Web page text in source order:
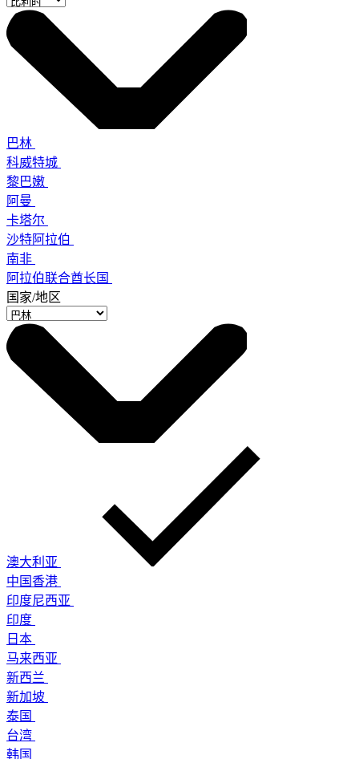
巴林
科威特城
黎巴嫩
阿曼
卡塔尔
沙特阿拉伯
南非
阿拉伯联合酋长国
国家/地区
澳大利亚
中国香港
印度尼西亚
印度
日本
马来西亚
新西兰
新加坡
泰国
台湾
韩国